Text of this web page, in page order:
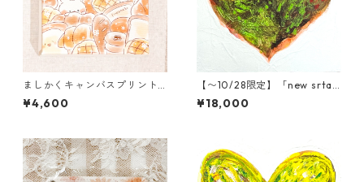
ましかくキャンバスプリント
（ぱん）
¥4,600
【〜10/28限定】「new srtag
e」木村タカヒロ原画
¥18,000